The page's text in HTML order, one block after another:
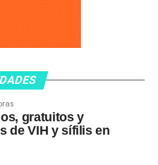
gratuitos y
de VIH y sífilis en